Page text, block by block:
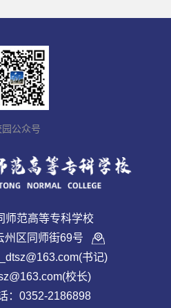
园公众号
师范高等专科学校
州区同师街69号
书记)
校长)
：0352-2186898